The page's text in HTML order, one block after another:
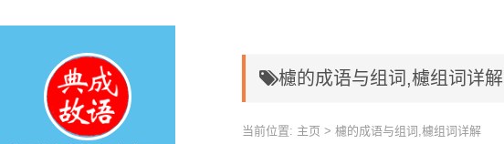
櫖的成语与组词,櫖组词详解
当前位置: 主页 > 櫖的成语与组词,櫖组词详解